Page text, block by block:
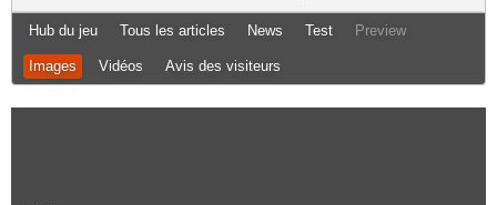
Hub du jeu Tous les articles News Test Preview
Images Vidéos Avis des visiteurs